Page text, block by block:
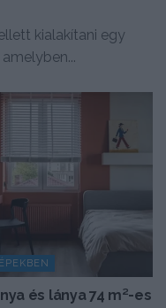
kialakítani egy
és lánya 74 m²-es